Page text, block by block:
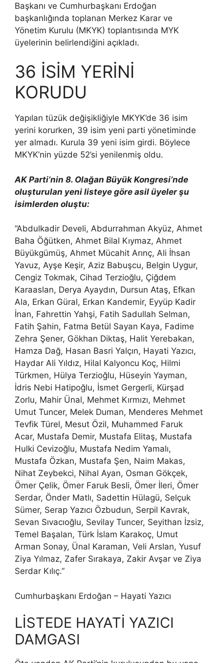
Başkanı ve Cumhurbaşkanı Erdoğan
başkanlığında toplanan Merkez Karar ve
Yönetim Kurulu (MKYK) toplantısında MYK
üyelerinin belirlendiğini açıkladı.
36 İSİM YERİNİ
KORUDU
Yapılan tüzük değişikliğiyle MKYK’de 36 isim
yerini korurken, 39 isim yeni parti yönetiminde
yer almadı. Kurula 39 yeni isim girdi. Böylece
MKYK’nin yüzde 52’si yenilenmiş oldu.
AK Parti’nin 8. Olağan Büyük Kongresi’nde
oluşturulan yeni listeye göre asil üyeler şu
isimlerden oluştu:
“Abdulkadir Develi, Abdurrahman Akyüz, Ahmet
Baha Öğütken, Ahmet Bilal Kıymaz, Ahmet
Büyükgümüş, Ahmet Mücahit Arınç, Ali İhsan
Yavuz, Ayşe Keşir, Aziz Babuşcu, Belgin Uygur,
Cengiz Tokmak, Cihad Terzioğlu, Çiğdem
Karaaslan, Derya Ayaydın, Dursun Ataş, Efkan
Ala, Erkan Güral, Erkan Kandemir, Eyyüp Kadir
İnan, Fahrettin Yahşi, Fatih Sadullah Selman,
Fatih Şahin, Fatma Betül Sayan Kaya, Fadime
Zehra Şener, Gökhan Diktaş, Halit Yerebakan,
Hamza Dağ, Hasan Basri Yalçın, Hayati Yazıcı,
Haydar Ali Yıldız, Hilal Kalyoncu Koç, Hilmi
Türkmen, Hülya Terzioğlu, Hüseyin Yayman,
İdris Nebi Hatipoğlu, İsmet Gergerli, Kürşad
Zorlu, Mahir Ünal, Mehmet Kırmızı, Mehmet
Umut Tuncer, Melek Duman, Menderes Mehmet
Tevfik Türel, Mesut Özil, Muhammed Faruk
Acar, Mustafa Demir, Mustafa Elitaş, Mustafa
Hulki Cevizoğlu, Mustafa Nedim Yamalı,
Mustafa Özkan, Mustafa Şen, Naim Makas,
Nihat Zeybekci, Nihal Ayan, Osman Gökçek,
Ömer Çelik, Ömer Faruk Besli, Ömer İleri, Ömer
Serdar, Önder Matlı, Sadettin Hülagü, Selçuk
Sümer, Serap Yazıcı Özbudun, Serpil Kavrak,
Sevan Sıvacıoğlu, Sevilay Tuncer, Seyithan İzsiz,
Temel Başalan, Türk İslam Karakoç, Umut
Arman Sonay, Ünal Karaman, Veli Arslan, Yusuf
Ziya Yılmaz, Zafer Sırakaya, Zakir Avşar ve Ziya
Serdar Kılıç.”
Cumhurbaşkanı Erdoğan – Hayati Yazıcı
LİSTEDE HAYATİ YAZICI
DAMGASI